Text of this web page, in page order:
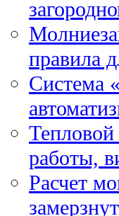
правила
Система
работы,
Расчет